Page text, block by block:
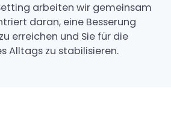
arbeiten wir gemeinsam
daran, eine Besserung
erreichen und Sie für die
Alltags zu stabilisieren.